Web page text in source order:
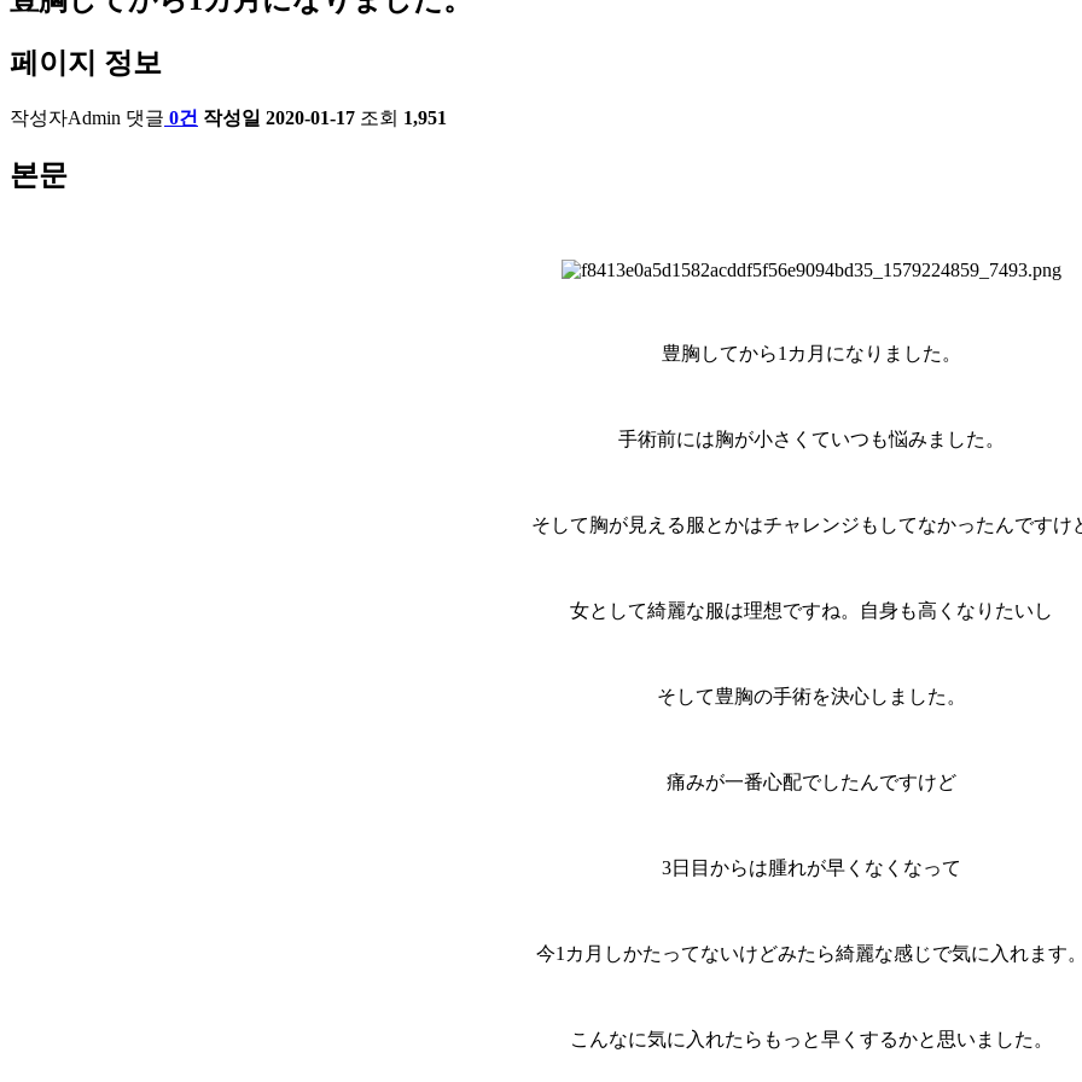
페이지 정보
작성자Admin 댓글 0건 작성일 2020-01-17 조회 1,951
본문
豊胸してから1カ月になりました。
手術前には胸が小さくていつも悩みました。
そして胸が見える服とかはチャレンジもしてなかったんですけ
女として綺麗な服は理想ですね。自身も高くなりたいし
そして豊胸の手術を決心しました。
痛みが一番心配でしたんですけど
3日目からは腫れが早くなくなって
今1カ月しかたってないけどみたら綺麗な感じで気に入れます
こんなに気に入れたらもっと早くするかと思いました。